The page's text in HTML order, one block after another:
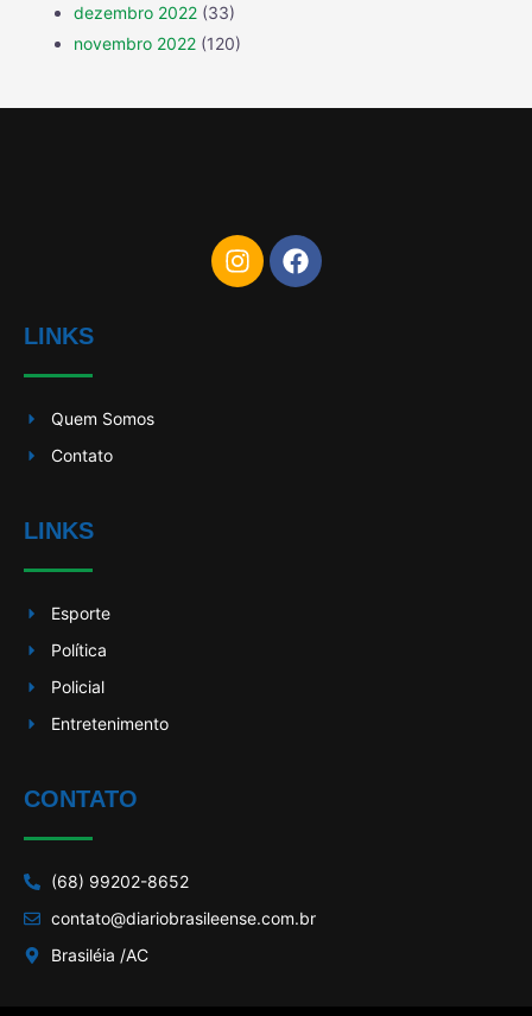
dezembro 2022 (33)
novembro 2022 (120)
LINKS
Quem Somos
Contato
LINKS
Esporte
Política
Policial
Entretenimento
CONTATO
(68) 99202-8652
contato@diariobrasileense.com.br
Brasiléia /AC